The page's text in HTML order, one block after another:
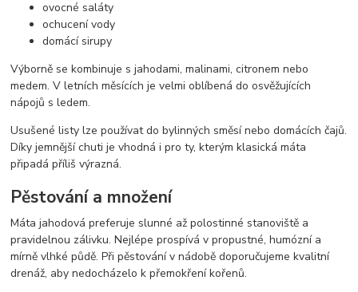
ovocné saláty
ochucení vody
domácí sirupy
Výborně se kombinuje s jahodami, malinami, citronem nebo
medem. V letních měsících je velmi oblíbená do osvěžujících
nápojů s ledem.
Usušené listy lze používat do bylinných směsí nebo domácích čajů.
Díky jemnější chuti je vhodná i pro ty, kterým klasická máta
připadá příliš výrazná.
Pěstování a množení
Máta jahodová preferuje slunné až polostinné stanoviště a
pravidelnou zálivku. Nejlépe prospívá v propustné, humózní a
mírně vlhké půdě. Při pěstování v nádobě doporučujeme kvalitní
drenáž, aby nedocházelo k přemokření kořenů.